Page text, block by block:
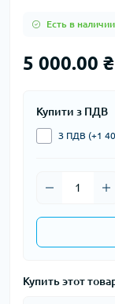
Есть в наличии
5 000.00 ₴
Купити з ПДВ
З ПДВ (+1
Купить этот